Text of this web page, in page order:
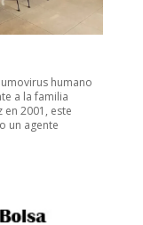
humano
a la familia
2001, este
un agente